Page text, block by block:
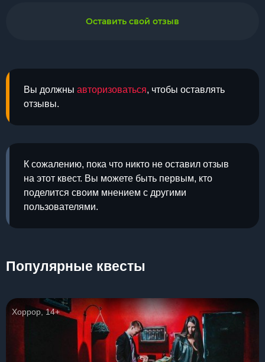
Вы должны авторизоваться, чтобы оставлять
отзывы.
К сожалению, пока что никто не оставил отзыв
на этот квест. Вы можете быть первым, кто
поделится своим мнением с другими
пользователями.
Оставить свой отзыв
Популярные квесты
Хоррор, 14+